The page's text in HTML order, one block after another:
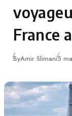
France
ByAmir Slimani5